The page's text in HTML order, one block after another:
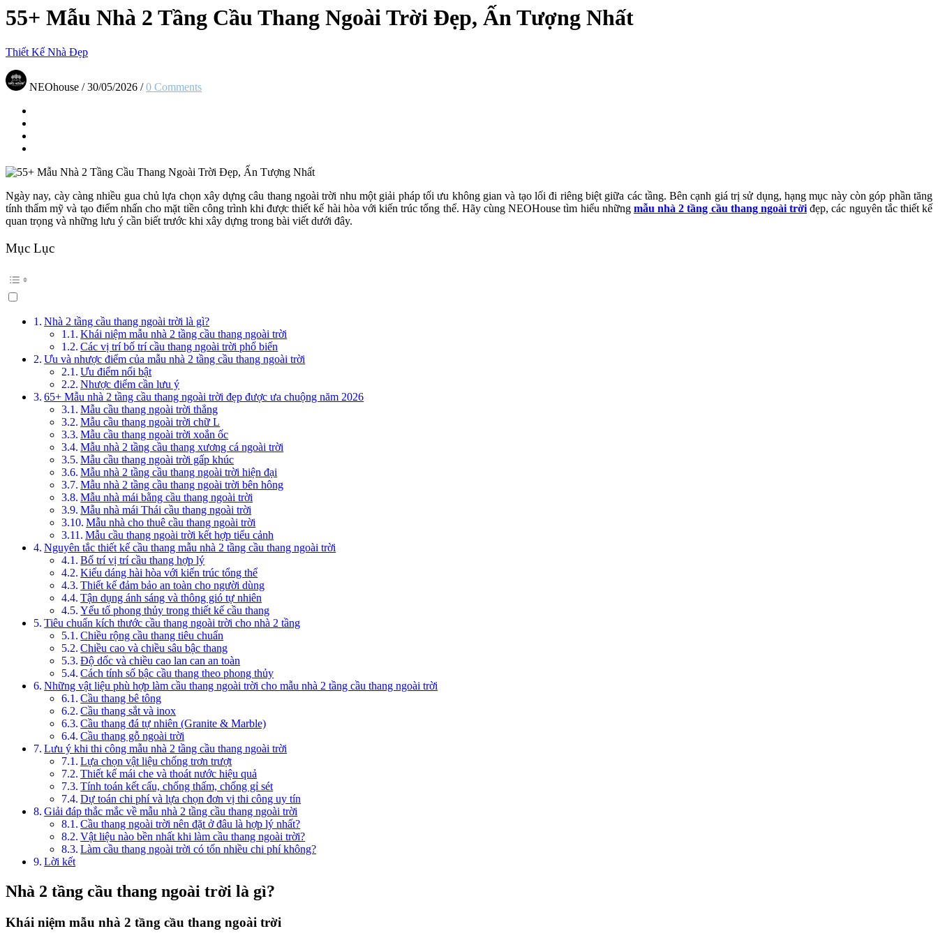
55+ Mẫu Nhà 2 Tầng Cầu Thang Ngoài Trời Đẹp, Ấn Tượng Nhất
Thiết Kế Nhà Đẹp
NEOhouse / 30/05/2026 / 0 Comments
Ngày nay, cày càng nhiều gua chủ lựa chọn xây dựng câu thang ngoài trời nhu một giải pháp tối ưu không gian và tạo lối đi riêng biệt giữa các tầng. Bên cạnh giá trị sử dụng, hạng mục này còn góp phần tăng
tính thẩm mỹ và tạo điểm nhấn cho mặt tiền công trình khi được thiết kế hài hòa với kiến trúc tổng thể. Hãy cùng NEOHouse tìm hiểu những mẫu nhà 2 tầng cầu thang ngoài trời đẹp, các nguyên tắc thiết kế
quan trọng và những lưu ý cần biết trước khi xây dựng trong bài viết dưới đây.
Mục Lục
Nhà 2 tầng cầu thang ngoài trời là gì?
Khái niệm mẫu nhà 2 tầng cầu thang ngoài trời
Các vị trí bố trí cầu thang ngoài trời phổ biến
Ưu và nhược điểm của mẫu nhà 2 tầng cầu thang ngoài trời
Ưu điểm nổi bật
Nhược điểm cần lưu ý
65+ Mẫu nhà 2 tầng cầu thang ngoài trời đẹp được ưa chuộng năm 2026
Mẫu cầu thang ngoài trời thẳng
Mẫu cầu thang ngoài trời chữ L
Mẫu cầu thang ngoài trời xoắn ốc
Mẫu nhà 2 tầng cầu thang xương cá ngoài trời
Mẫu cầu thang ngoài trời gấp khúc
Mẫu nhà 2 tầng cầu thang ngoài trời hiện đại
Mẫu nhà 2 tầng cầu thang ngoài trời bên hông
Mẫu nhà mái bằng cầu thang ngoài trời
Mẫu nhà mái Thái cầu thang ngoài trời
Mẫu nhà cho thuê cầu thang ngoài trời
Mẫu cầu thang ngoài trời kết hợp tiểu cảnh
Nguyên tắc thiết kế cầu thang mẫu nhà 2 tầng cầu thang ngoài trời
Bố trí vị trí cầu thang hợp lý
Kiểu dáng hài hòa với kiến trúc tổng thể
Thiết kế đảm bảo an toàn cho người dùng
Tận dụng ánh sáng và thông gió tự nhiên
Yếu tố phong thủy trong thiết kế cầu thang
Tiêu chuẩn kích thước cầu thang ngoài trời cho nhà 2 tầng
Chiều rộng cầu thang tiêu chuẩn
Chiều cao và chiều sâu bậc thang
Độ dốc và chiều cao lan can an toàn
Cách tính số bậc cầu thang theo phong thủy
Những vật liệu phù hợp làm cầu thang ngoài trời cho mẫu nhà 2 tầng cầu thang ngoài trời
Cầu thang bê tông
Cầu thang sắt và inox
Cầu thang đá tự nhiên (Granite & Marble)
Cầu thang gỗ ngoài trời
Lưu ý khi thi công mẫu nhà 2 tầng cầu thang ngoài trời
Lựa chọn vật liệu chống trơn trượt
Thiết kế mái che và thoát nước hiệu quả
Tính toán kết cấu, chống thấm, chống gỉ sét
Dự toán chi phí và lựa chọn đơn vị thi công uy tín
Giải đáp thắc mắc về mẫu nhà 2 tầng cầu thang ngoài trời
Cầu thang ngoài trời nên đặt ở đâu là hợp lý nhất?
Vật liệu nào bền nhất khi làm cầu thang ngoài trời?
Làm cầu thang ngoài trời có tốn nhiều chi phí không?
Lời kết
Nhà 2 tầng cầu thang ngoài trời là gì?
Khái niệm mẫu nhà 2 tầng cầu thang ngoài trời